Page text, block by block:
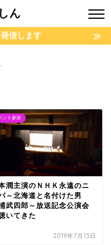
ん
信します
ント参加
潤主演のＮＨＫ永遠のニ
～北海道と名付けた男
武四郎～放送記念公演会
いてきた
2019年7月15日